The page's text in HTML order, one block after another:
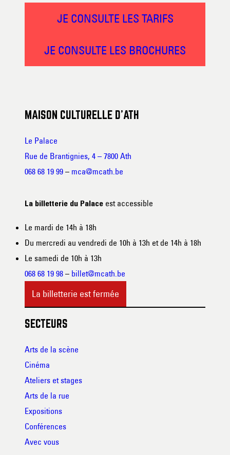
JE CONSULTE LES TARIFS
JE CONSULTE LES BROCHURES
MAISON CULTURELLE D’ATH
Le Palace
Rue de Brantignies, 4 – 7800 Ath
068 68 19 99 – mca@mcath.be
La billetterie du Palace est accessible
Le mardi de 14h à 18h
Du mercredi au vendredi de 10h à 13h et de 14h à 18h
Le samedi de 10h à 13h
068 68 19 98 – billet@mcath.be
La billetterie est fermée
SECTEURS
Arts de la scène
Cinéma
Ateliers et stages
Arts de la rue
Expositions
Conférences
Avec vous